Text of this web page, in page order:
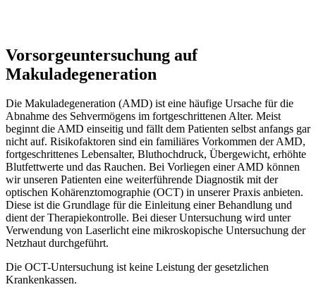
Vorsorgeuntersuchung auf
Makuladegeneration
Die Makuladegeneration (AMD) ist eine häufige Ursache für die
Abnahme des Sehvermögens im fortgeschrittenen Alter. Meist
beginnt die AMD einseitig und fällt dem Patienten selbst anfangs gar
nicht auf. Risikofaktoren sind ein familiäres Vorkommen der AMD,
fortgeschrittenes Lebensalter, Bluthochdruck, Übergewicht, erhöhte
Blutfettwerte und das Rauchen. Bei Vorliegen einer AMD können
wir unseren Patienten eine weiterführende Diagnostik mit der
optischen Kohärenztomographie (OCT) in unserer Praxis anbieten.
Diese ist die Grundlage für die Einleitung einer Behandlung und
dient der Therapiekontrolle. Bei dieser Untersuchung wird unter
Verwendung von Laserlicht eine mikroskopische Untersuchung der
Netzhaut durchgeführt.
Die OCT-Untersuchung ist keine Leistung der gesetzlichen
Krankenkassen.